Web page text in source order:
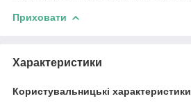
Приховати
Характеристики
Користувальницькі характеристики